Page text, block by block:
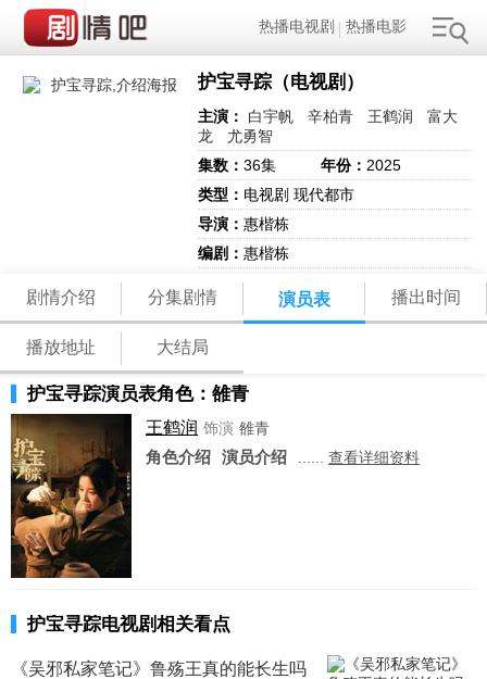
热播电视剧 热播电影
护宝寻踪（电视剧）
主演： 白宇帆 辛柏青 王鹤润
富大
龙
尤勇智
集数：36集 年份： 2025
类型： 电视剧 现代都市
导演：惠楷栋
编剧：惠楷栋
剧情介绍 分集剧情 演员表 播出时间
播放地址 大结局
护宝寻踪演员表角色：雒青
王鹤润 饰演 雒青
角色介绍 演员介绍 查看详细资料
护宝寻踪电视剧相关看点
《吴邪私家笔记》鲁殇王真的能长生吗